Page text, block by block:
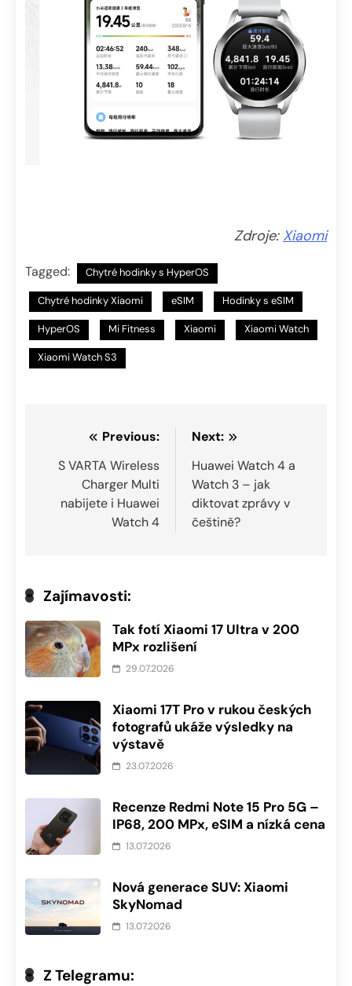
Zdroje: Xiaomi
Tagged: Chytré hodinky s HyperOS
Chytré hodinky Xiaomi eSIM Hodinky s eSIM
HyperOS Mi Fitness Xiaomi Xiaomi Watch
Xiaomi Watch S3
Navigace
pro
příspěvek
Previous:
S VARTA Wireless
Charger Multi
nabijete i Huawei
Watch 4
Next:
Huawei Watch 4 a
Watch 3 – jak
diktovat zprávy v
češtině?
Zajímavosti:
Tak fotí Xiaomi 17 Ultra v 200
MPx rozlišení
29.07.2026
Xiaomi 17T Pro v rukou českých
fotografů ukáže výsledky na
výstavě
23.07.2026
Recenze Redmi Note 15 Pro 5G –
IP68, 200 MPx, eSIM a nízká cena
13.07.2026
Nová generace SUV: Xiaomi
SkyNomad
13.07.2026
Z Telegramu: